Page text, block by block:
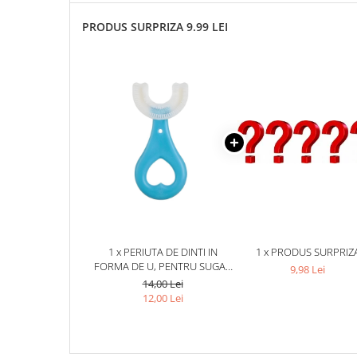
PRODUS SURPRIZA 9.99 LEI
1 x PERIUTA DE DINTI IN
FORMA DE U, PENTRU SUGAR
SI COPII 2-6 ANI, PERI MOI, 9
CM, MODEL INIMA, CULOARE
14,00 Lei
12,00 Lei
1 x PRODUS
9,98 Lei